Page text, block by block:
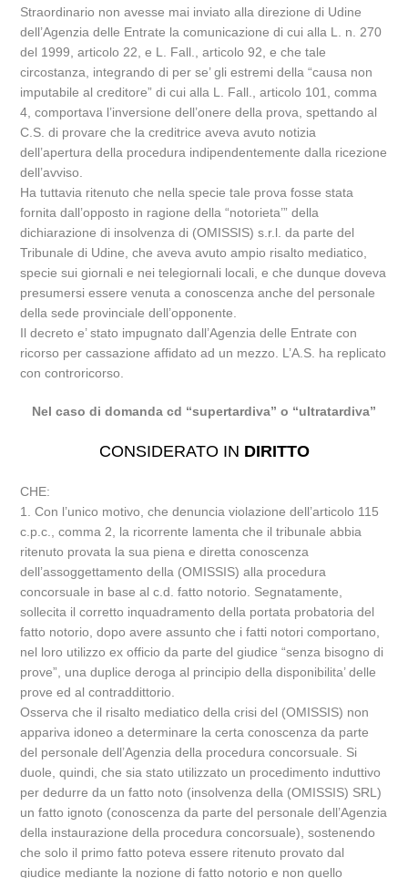
Straordinario non avesse mai inviato alla direzione di Udine
dell’Agenzia delle Entrate la comunicazione di cui alla L. n. 270
del 1999, articolo 22, e L. Fall., articolo 92, e che tale
circostanza, integrando di per se’ gli estremi della “causa non
imputabile al creditore” di cui alla L. Fall., articolo 101, comma
4, comportava l’inversione dell’onere della prova, spettando al
C.S. di provare che la creditrice aveva avuto notizia
dell’apertura della procedura indipendentemente dalla ricezione
dell’avviso.
Ha tuttavia ritenuto che nella specie tale prova fosse stata
fornita dall’opposto in ragione della “notorieta’” della
dichiarazione di insolvenza di (OMISSIS) s.r.l. da parte del
Tribunale di Udine, che aveva avuto ampio risalto mediatico,
specie sui giornali e nei telegiornali locali, e che dunque doveva
presumersi essere venuta a conoscenza anche del personale
della sede provinciale dell’opponente.
Il decreto e’ stato impugnato dall’Agenzia delle Entrate con
ricorso per cassazione affidato ad un mezzo. L’A.S. ha replicato
con controricorso.
Nel caso di domanda cd “supertardiva” o “ultratardiva”
CONSIDERATO IN DIRITTO
CHE:
1. Con l’unico motivo, che denuncia violazione dell’articolo 115
c.p.c., comma 2, la ricorrente lamenta che il tribunale abbia
ritenuto provata la sua piena e diretta conoscenza
dell’assoggettamento della (OMISSIS) alla procedura
concorsuale in base al c.d. fatto notorio. Segnatamente,
sollecita il corretto inquadramento della portata probatoria del
fatto notorio, dopo avere assunto che i fatti notori comportano,
nel loro utilizzo ex officio da parte del giudice “senza bisogno di
prove”, una duplice deroga al principio della disponibilita’ delle
prove ed al contraddittorio.
Osserva che il risalto mediatico della crisi del (OMISSIS) non
appariva idoneo a determinare la certa conoscenza da parte
del personale dell’Agenzia della procedura concorsuale. Si
duole, quindi, che sia stato utilizzato un procedimento induttivo
per dedurre da un fatto noto (insolvenza della (OMISSIS) SRL)
un fatto ignoto (conoscenza da parte del personale dell’Agenzia
della instaurazione della procedura concorsuale), sostenendo
che solo il primo fatto poteva essere ritenuto provato dal
giudice mediante la nozione di fatto notorio e non quello